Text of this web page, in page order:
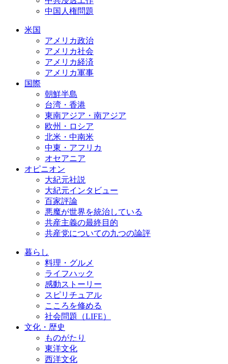
中国人権問題
米国
アメリカ政治
アメリカ社会
アメリカ経済
アメリカ軍事
国際
朝鮮半島
台湾・香港
東南アジア・南アジア
欧州・ロシア
北米・中南米
中東・アフリカ
オセアニア
オピニオン
大紀元社説
大紀元インタビュー
百家評論
悪魔が世界を統治している
共産主義の最終目的
共産党についての九つの論評
暮らし
料理・グルメ
ライフハック
感動ストーリー
スピリチュアル
こころを修める
社会問題（LIFE）
文化・歴史
ものがたり
東洋文化
西洋文化